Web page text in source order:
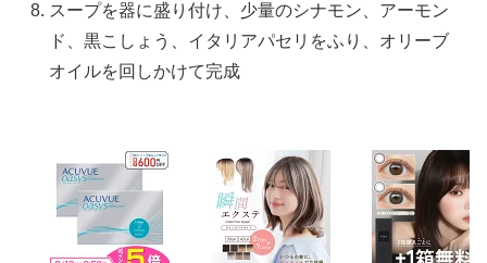
スープを器に盛り付け、少量のシナモン、アーモン
ド、黒こしょう、イタリアパセリをふり、オリーブ
オイルを回しかけて完成